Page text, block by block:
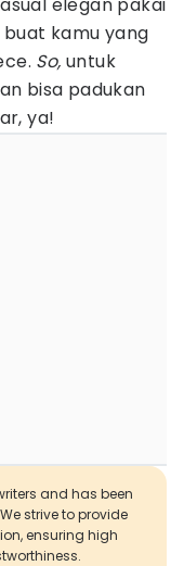
kamu yang
So, untuk
bisa padukan
ya!
and has been
strive to provide
ensuring high